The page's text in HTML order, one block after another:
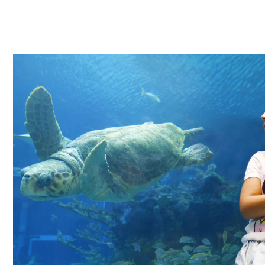
Flamencos
Lémures
Nutrias
Monos tití
Buitres